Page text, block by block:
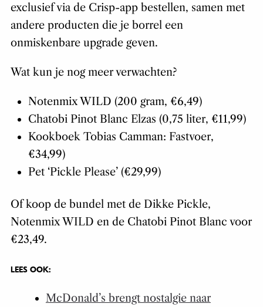
exclusief via de Crisp-app bestellen, samen met
andere producten die je borrel een
onmiskenbare upgrade geven.
Wat kun je nog meer verwachten?
Notenmix WILD (200 gram, €6,49)
Chatobi Pinot Blanc Elzas (0,75 liter, €11,99)
Kookboek Tobias Camman: Fastvoer,
€34,99)
Pet ‘Pickle Please’ (€29,99)
Of koop de bundel met de Dikke Pickle,
Notenmix WILD en de Chatobi Pinot Blanc voor
€23,49.
LEES OOK:
McDonald’s brengt nostalgie naar